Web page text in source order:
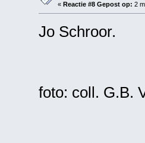
« Reactie #8 Gepost op: 2
Jo Schroor.
foto: coll. G.B.